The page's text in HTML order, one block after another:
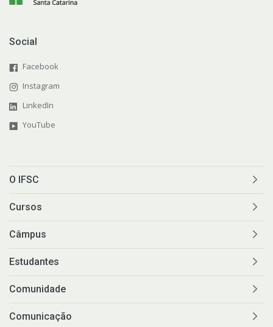
Social
Facebook
Instagram
LinkedIn
YouTube
O IFSC
Cursos
Câmpus
Estudantes
Comunidade
Comunicação